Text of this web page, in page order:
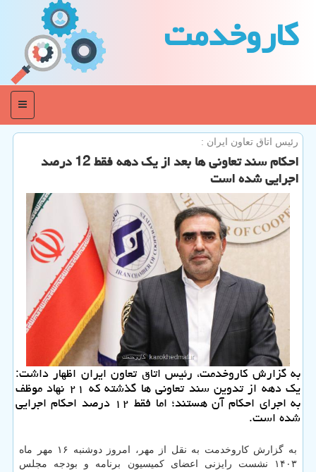
كاروخدمت
منو
رئیس اتاق تعاون ایران :
احکام سند تعاونی ها بعد از یک دهه فقط 12 درصد
اجرایی شده است
به گزارش کاروخدمت، رئیس اتاق تعاون ایران اظهار داشت:
یک دهه از تدوین سند تعاونی ها گذشته که ۲۱ نهاد موظف
به اجرای احکام آن هستند؛ اما فقط ۱۲ درصد احکام اجرایی
شده است.
به گزارش کاروخدمت به نقل از مهر، امروز دوشنبه ۱۶ مهر ماه
۱۴۰۳ نشست رایزنی اعضای کمیسیون برنامه و بودجه مجلس